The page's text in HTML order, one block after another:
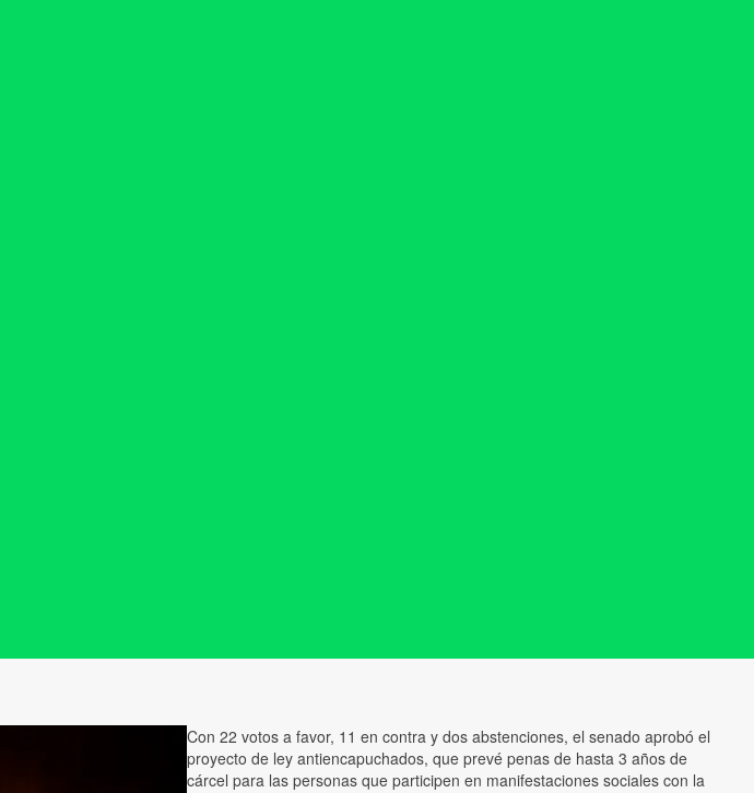
Con 22 votos a favor, 11 en contra y dos abstenciones, el senado aprobó el
proyecto de ley antiencapuchados, que prevé penas de hasta 3 años de
cárcel para las personas que participen en manifestaciones sociales con la